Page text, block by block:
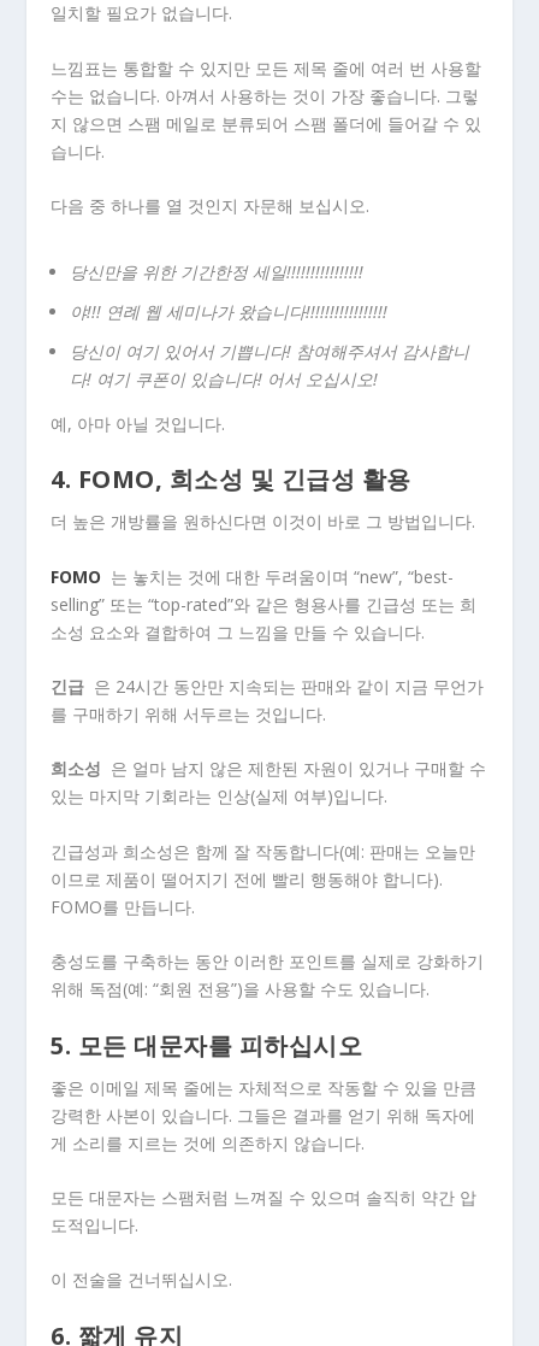
일치할 필요가 없습니다.
느낌표는 통합할 수 있지만 모든 제목 줄에 여러 번 사용할
수는 없습니다. 아껴서 사용하는 것이 가장 좋습니다. 그렇
지 않으면 스팸 메일로 분류되어 스팸 폴더에 들어갈 수 있
습니다.
다음 중 하나를 열 것인지 자문해 보십시오.
당신만을 위한 기간한정 세일!!!!!!!!!!!!!!!!
야!!! 연례 웹 세미나가 왔습니다!!!!!!!!!!!!!!!!!
당신이 여기 있어서 기쁩니다! 참여해주셔서 감사합니
다! 여기 쿠폰이 있습니다! 어서 오십시오!
예, 아마 아닐 것입니다.
4. FOMO, 희소성 및 긴급성 활용
더 높은 개방률을 원하신다면 이것이 바로 그 방법입니다.
FOMO 는 놓치는 것에 대한 두려움이며 “new”, “best-
selling” 또는 “top-rated”와 같은 형용사를 긴급성 또는 희
소성 요소와 결합하여 그 느낌을 만들 수 있습니다.
긴급 은 24시간 동안만 지속되는 판매와 같이 지금 무언가
를 구매하기 위해 서두르는 것입니다.
희소성 은 얼마 남지 않은 제한된 자원이 있거나 구매할 수
있는 마지막 기회라는 인상(실제 여부)입니다.
긴급성과 희소성은 함께 잘 작동합니다(예: 판매는 오늘만
이므로 제품이 떨어지기 전에 빨리 행동해야 합니다).
FOMO를 만듭니다.
충성도를 구축하는 동안 이러한 포인트를 실제로 강화하기
위해 독점(예: “회원 전용”)을 사용할 수도 있습니다.
5. 모든 대문자를 피하십시오
좋은 이메일 제목 줄에는 자체적으로 작동할 수 있을 만큼
강력한 사본이 있습니다. 그들은 결과를 얻기 위해 독자에
게 소리를 지르는 것에 의존하지 않습니다.
모든 대문자는 스팸처럼 느껴질 수 있으며 솔직히 약간 압
도적입니다.
이 전술을 건너뛰십시오.
6. 짧게 유지